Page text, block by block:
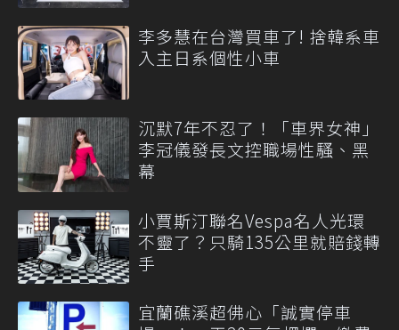
李多慧在台灣買車了! 捨韓系車
入主日系個性小車
沉默7年不忍了！「車界女神」
李冠儀發長文控職場性騷、黑
幕
小賈斯汀聯名Vespa名人光環
不靈了？只騎135公里就賠錢轉
手
宜蘭礁溪超佛心「誠實停車